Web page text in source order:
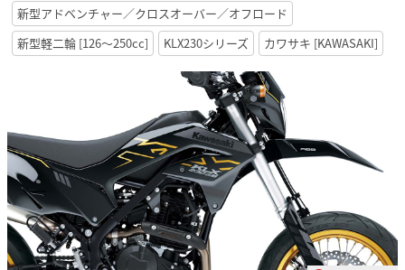
新型アドベンチャー／クロスオーバー／オフロード
新型軽二輪 [126〜250cc]
KLX230シリーズ カワサキ [KAWASAKI]